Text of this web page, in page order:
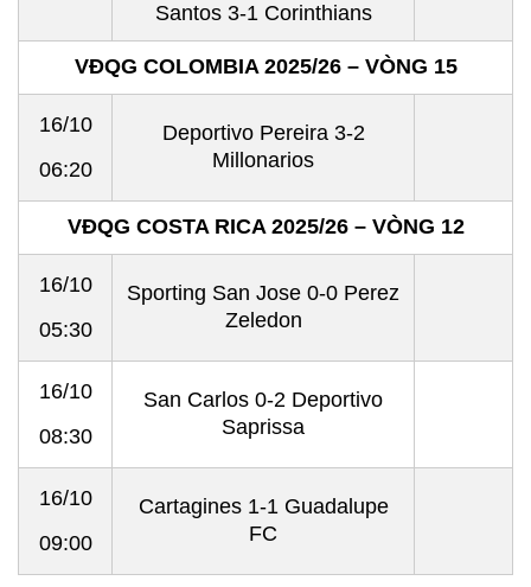
Santos 3-1 Corinthians
VĐQG COLOMBIA 2025/26 – VÒNG 15
16/10
06:20
Deportivo Pereira 3-2
Millonarios
VĐQG COSTA RICA 2025/26 – VÒNG 12
16/10
05:30
Sporting San Jose 0-0 Perez
Zeledon
16/10
08:30
San Carlos 0-2 Deportivo
Saprissa
16/10
09:00
Cartagines 1-1 Guadalupe
FC